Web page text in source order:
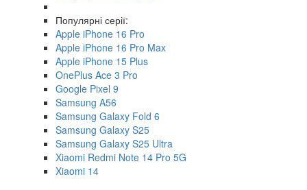
Популярні серії:
Apple iPhone 16 Pro
Apple iPhone 16 Pro Max
Apple iPhone 15 Plus
OnePlus Ace 3 Pro
Google Pixel 9
Samsung A56
Samsung Galaxy Fold 6
Samsung Galaxy S25
Samsung Galaxy S25 Ultra
Xiaomi Redmi Note 14 Pro 5G
Xiaomi 14